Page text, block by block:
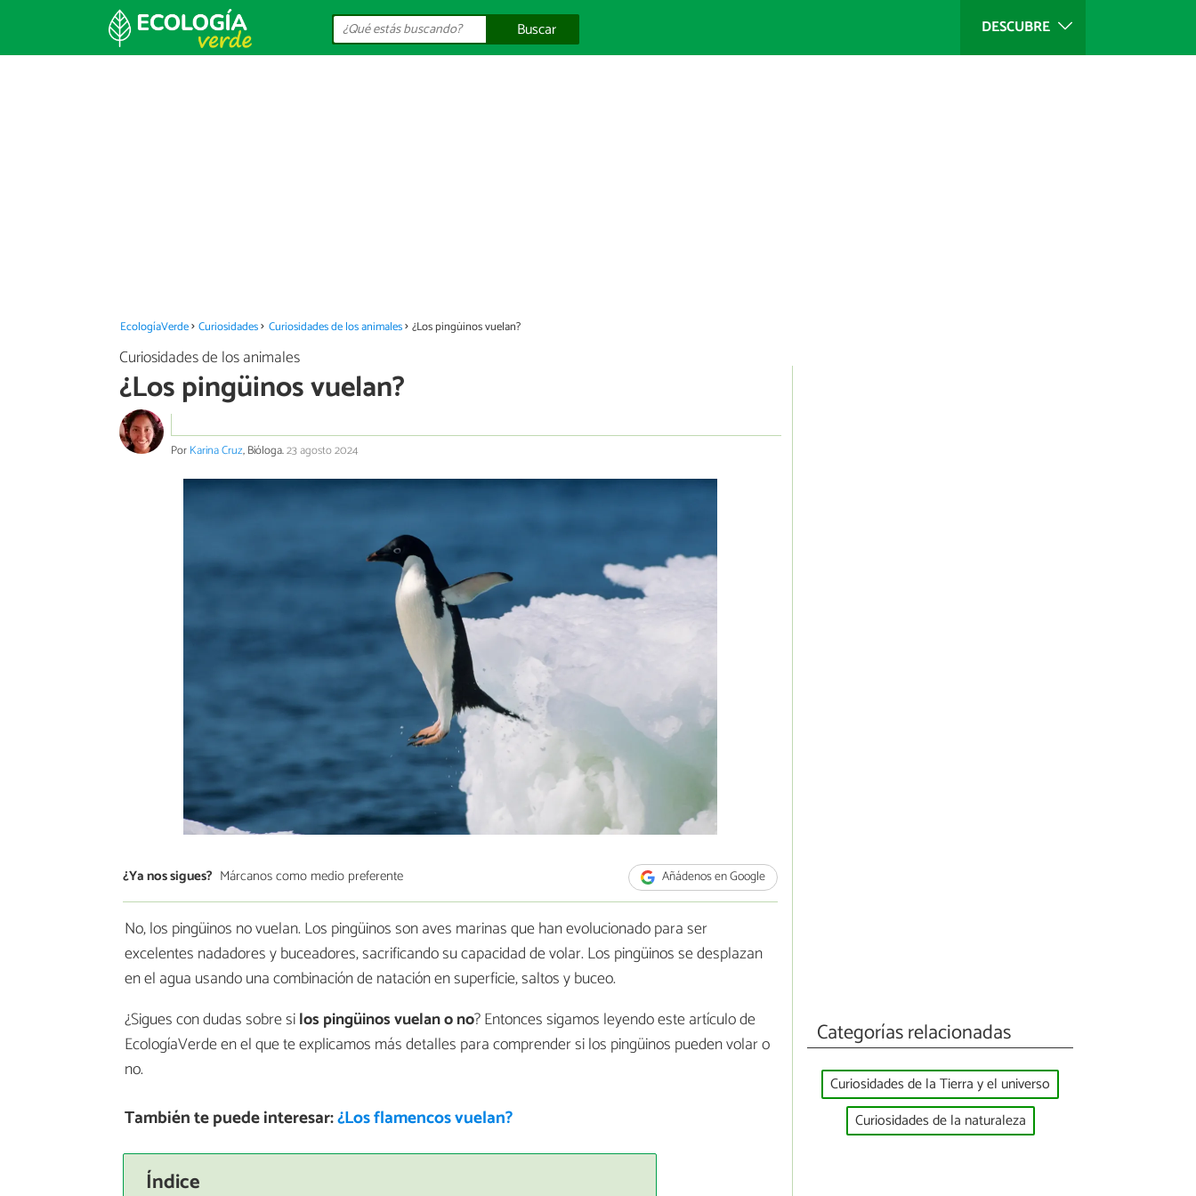
DESCUBRE
Buscar
EcologíaVerde Curiosidades Curiosidades de los animales ¿Los pingüinos vuelan?
Curiosidades de los animales
¿Los pingüinos vuelan?
PorKarina Cruz, Bióloga.23 agosto 2024
¿Ya nos sigues? Márcanos como medio preferente Añádenos en Google
No, los pingüinos no vuelan. Los pingüinos son aves marinas que han evolucionado para ser
excelentes nadadores y buceadores, sacrificando su capacidad de volar. Los pingüinos se desplazan
en el agua usando una combinación de natación en superficie, saltos y buceo.
¿Sigues con dudas sobre silos pingüinos vuelan o no? Entonces sigamos leyendo este artículo de
EcologíaVerde en el que te explicamos más detalles para comprender si los pingüinos pueden volar o
no.
También te puede interesar:¿Los flamencos vuelan?
Índice
Categorías relacionadas
Curiosidades de la Tierra y el universo
Curiosidades de la naturaleza